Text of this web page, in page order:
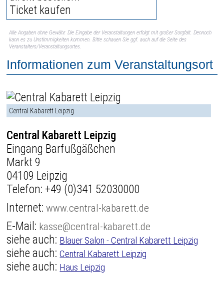
Ticket kaufen
Alle Angaben ohne Gewähr. Die Eingabe der Veranstaltungen erfolgt mit großer Sorgfalt. Dennoch
kann es zu Unstimmigkeiten kommen. Bitte schauen Sie ggf. auch auf die Seite des
Veranstalters/Veranstaltungsortes.
Informationen zum Veranstaltungsort
Central Kabarett Leipzig
Central Kabarett Leipzig
Eingang Barfußgäßchen
Markt 9
04109 Leipzig
Telefon: +49 (0)341 52030000
Internet:www.central-kabarett.de
E-Mail: kasse@central-kabarett.de
siehe auch: Blauer Salon - Central Kabarett Leipzig
siehe auch:Central Kabarett Leipzig
siehe auch: Haus Leipzig